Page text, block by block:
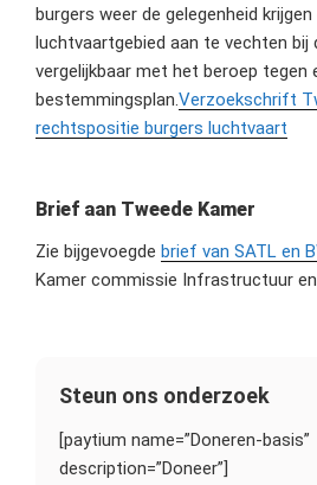
burgers weer de gelegenheid
luchtvaartgebied aan te vechten bij
vergelijkbaar met het beroep tegen
bestemmingsplan.Verzoekschrift
rechtspositie burgers luchtvaart
Brief aan Tweede Kamer
Zie bijgevoegde brief van SATL en
Kamer commissie Infrastructuur
Steun ons onderzoek
[paytium name=”Doneren-basis”
description=”Doneer”]